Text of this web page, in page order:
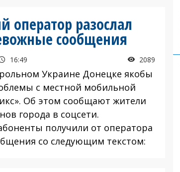
разослал
сообщения
16:49 2089
Украине Донецке якобы
с местной мобильной
Об этом сообщают жители
города в соцсети.
получили от оператора
со следующим текстом: